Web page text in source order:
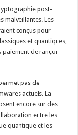
post-
malveillantes. Les
conçus pour
et quantiques,
paiement de rançon
pas de
actuels. La
encore sur des
entre les
quantique et les